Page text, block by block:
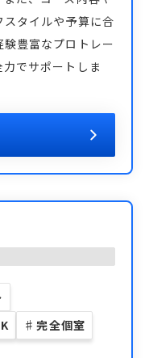
タイルや予算に合
豊富なプロトレー
でサポートしま
♯ 完全個室